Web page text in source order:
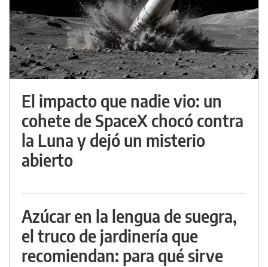
El impacto que nadie vio: un
cohete de SpaceX chocó contra
la Luna y dejó un misterio
abierto
Azúcar en la lengua de suegra,
el truco de jardinería que
recomiendan: para qué sirve